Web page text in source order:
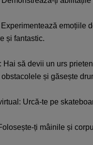
Experimentează emoțiile
și fantastic.
: Hai să devii un urs
obstacolele și găsește
Urcă-te pe
ți mâinile și corpul